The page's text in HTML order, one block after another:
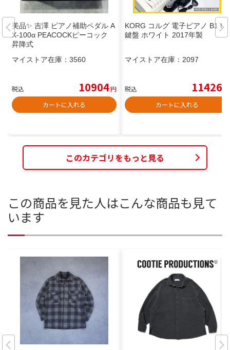
美品✨ 吉澤 ピアノ補助ペダル A
X-100α PEACOCKピーコック
昇降式
マイストア在庫： 3560
税込 10904円
カートに入れる
KORG コルグ 電子ピアノ B1 88
鍵盤 ホワイト 2017年製
マイストア在庫： 2097
税込 11426
カートに入れる
このカテゴリをもっと見る
この商品を見た人はこんな商品も見て
います